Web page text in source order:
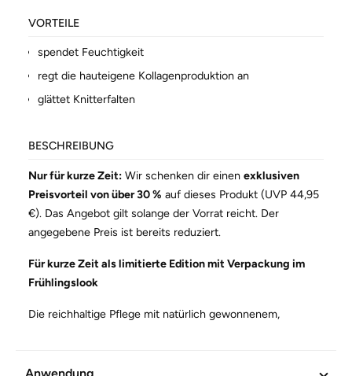
VORTEILE
spendet Feuchtigkeit
regt die hauteigene Kollagenproduktion an
glättet Knitterfalten
BESCHREIBUNG
Nur für kurze Zeit: Wir schenken dir einen exklusiven
Preisvorteil von über 30 % auf dieses Produkt (UVP 44,95
€). Das Angebot gilt solange der Vorrat reicht. Der
angegebene Preis ist bereits reduziert.
Für kurze Zeit als limitierte Edition mit Verpackung im
Frühlingslook
Die reichhaltige Pflege mit natürlich gewonnenem,
Kollagenproduktion an und glättet feine Linien. Für einen